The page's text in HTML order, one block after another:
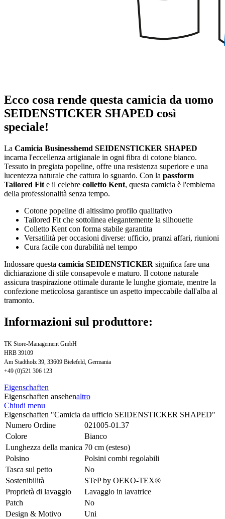
Ecco cosa rende questa camicia da uomo
SEIDENSTICKER SHAPED così
speciale!
La Camicia Businesshemd SEIDENSTICKER SHAPED
incarna l'eccellenza artigianale in ogni fibra di cotone bianco.
Tessuto in pregiata popeline, offre una resistenza superiore e una
lucentezza naturale che cattura lo sguardo. Con la passform
Tailored Fit e il celebre colletto Kent, questa camicia è l'emblema
della professionalità senza tempo.
Cotone popeline di altissimo profilo qualitativo
Tailored Fit che sottolinea elegantemente la silhouette
Colletto Kent con forma stabile garantita
Versatilità per occasioni diverse: ufficio, pranzi affari, riunioni
Cura facile con durabilità nel tempo
Indossare questa camicia SEIDENSTICKER significa fare una
dichiarazione di stile consapevole e maturo. Il cotone naturale
assicura traspirazione ottimale durante le lunghe giornate, mentre la
confezione meticolosa garantisce un aspetto impeccabile dall'alba al
tramonto.
Informazioni sul produttore:
TK Store-Management GmbH
HRB 39109
Am Stadtholz 39, 33609 Bielefeld, Germania
+49 (0)521 306 123
Eigenschaften
Eigenschaften ansehenaltro
Chiudi menu
Eigenschaften "Camicia da ufficio SEIDENSTICKER SHAPED"
Numero Ordine
021005-01.37
Colore
Bianco
Lunghezza della manica 70 cm (esteso)
Polsino
Polsini combi regolabili
Tasca sul petto
No
Sostenibilità
STeP by OEKO-TEX®
Proprietà di lavaggio
Lavaggio in lavatrice
Patch
No
Design & Motivo
Uni